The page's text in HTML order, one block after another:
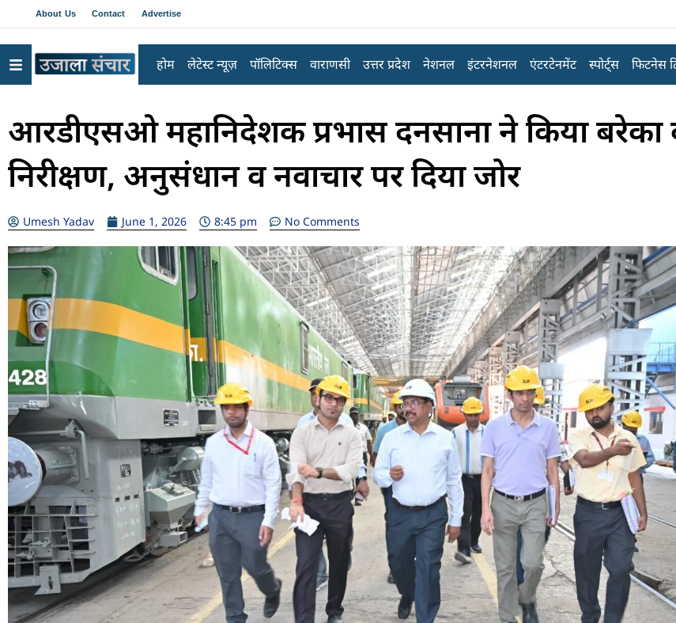
About Us Contact Advertise
होम लेटेस्ट न्यूज़ पॉलिटिक्स वाराणसी उत्तर प्रदेश नेशनल इंटरनेशनल एंटरटेनमेंट स्पोर्ट्स फिटनेस
आरडीएसओ महानिदेशक प्रभास दनसाना ने किया बरेका
निरीक्षण, अनुसंधान व नवाचार पर दिया जोर
Umesh Yadav June 1, 2026 8:45 pm No Comments